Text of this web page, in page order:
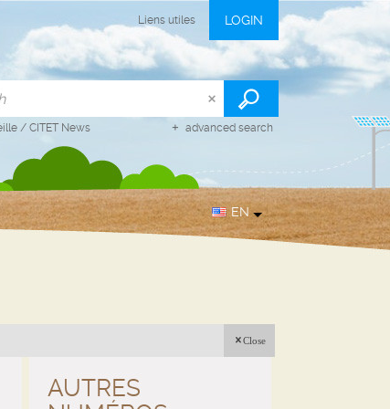
Liens utiles LOGIN
advanced search
/ CITET News
EN
Close
AUTRES